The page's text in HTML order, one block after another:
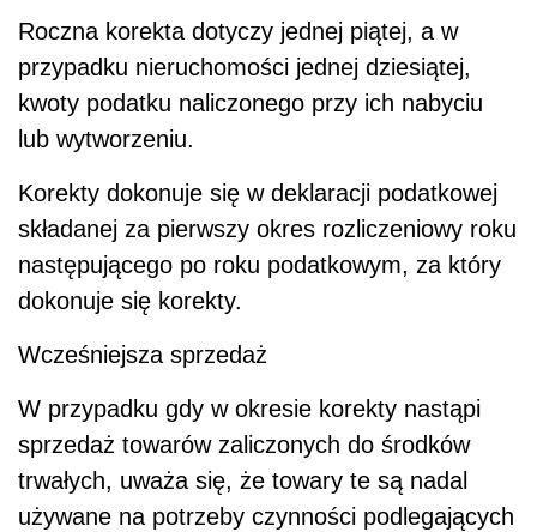
Roczna korekta dotyczy jednej piątej, a w
przypadku nieruchomości jednej dziesiątej,
kwoty podatku naliczonego przy ich nabyciu
lub wytworzeniu.
Korekty dokonuje się w deklaracji podatkowej
składanej za pierwszy okres rozliczeniowy roku
następującego po roku podatkowym, za który
dokonuje się korekty.
Wcześniejsza sprzedaż
W przypadku gdy w okresie korekty nastąpi
sprzedaż towarów zaliczonych do środków
trwałych, uważa się, że towary te są nadal
używane na potrzeby czynności podlegających